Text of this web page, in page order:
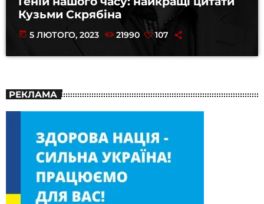
Кузьми Скрябіна
today 5 ЛЮТОГО, 2023 21990 107
РЕКЛАМА